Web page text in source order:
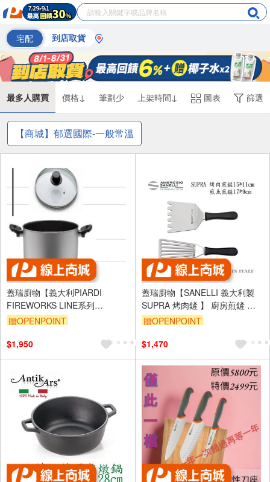
宅配 到店取貨
最多人購買 價格↓ 筆劃少 上架時間↓ 圖表 篩選
【商城】郁選國際-一般常溫
蓋瑞廚物【義大利PIARDI
FIREWORKS LINE系列
24/28CM雙耳湯鍋附玻璃蓋】 外
贈OPENPOINT
$1,950
蓋瑞廚物【SANELLI 義大利製
SUPRA 烤肉鏟 】 廚房煎鏟 彈
性煎鏟 煎魚鏟 露營煎鏟 軟煎鏟
贈OPENPOINT
$1,470